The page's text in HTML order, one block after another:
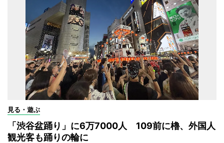
見る・遊ぶ
「渋谷盆踊り」に6万7000人 109前に櫓、外国人
観光客も踊りの輪に